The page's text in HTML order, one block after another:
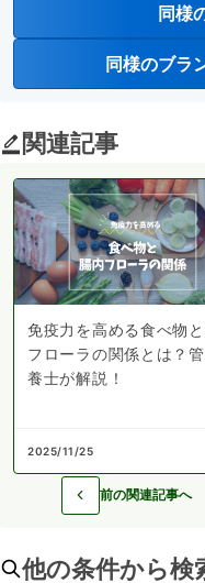
同様
同様のブラ
関連記事
免疫力を高める食べ物
フローラの関係とは？
養士が解説！
2025/11/25
前の関連記事へ
他の条件から検